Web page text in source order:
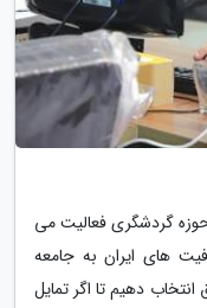
که در حوزه گردشگری فعالیت می
های ایران به جامعه
دهیم تا اگر تمایل